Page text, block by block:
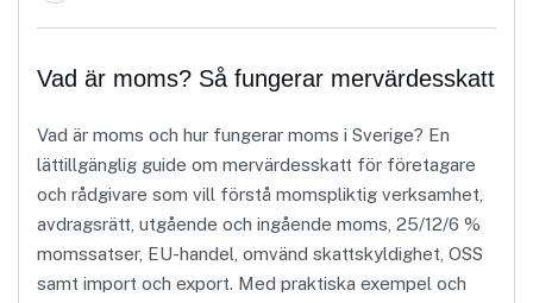
Vad är moms? Så fungerar mervärdesskatt
Vad är moms och hur fungerar moms i Sverige? En
lättillgänglig guide om mervärdesskatt för företagare
och rådgivare som vill förstå momspliktig verksamhet,
avdragsrätt, utgående och ingående moms, 25/12/6 %
momssatser, EU-handel, omvänd skattskyldighet, OSS
samt import och export. Med praktiska exempel och